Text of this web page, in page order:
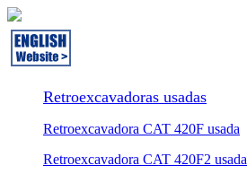
Retroexcavadoras usadas
Retroexcavadora CAT 420F usada
Retroexcavadora CAT 420F2 usada